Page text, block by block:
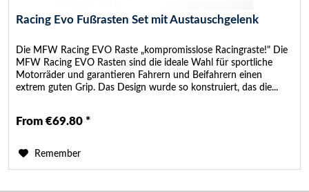
Racing Evo Fußrasten Set mit Austauschgelenk
Die MFW Racing EVO Raste „kompromisslose Racingraste!" Die
MFW Racing EVO Rasten sind die ideale Wahl für sportliche
Motorräder und garantieren Fahrern und Beifahrern einen
extrem guten Grip. Das Design wurde so konstruiert, das die...
From €69.80 *
Remember